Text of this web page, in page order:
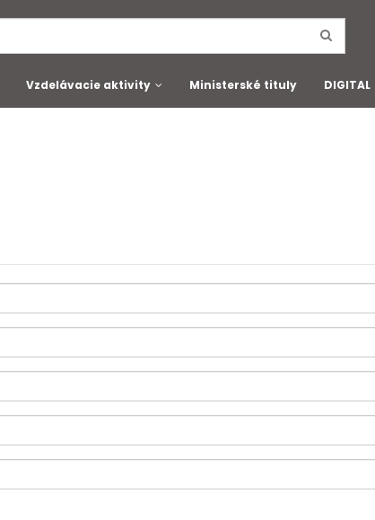
Vzdelávacie aktivity Ministerské tituly DIGITAL